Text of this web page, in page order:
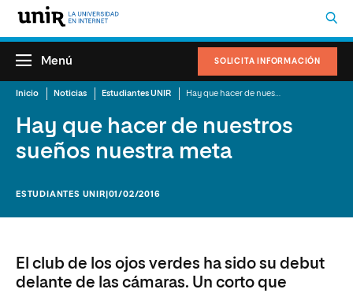
SOLICITA INFORMACIÓN
Menú
Inicio Noticias Estudiantes UNIR
Hay que hacer de nuestros
sueños nuestra meta
ESTUDIANTES UNIR |01/02/2016
El club de los ojos verdes ha sido su debut
delante de las cámaras. Un corto que